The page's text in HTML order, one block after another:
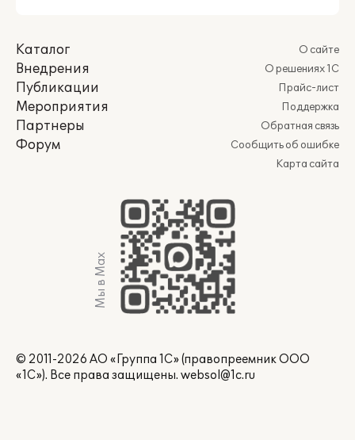
Каталог
Внедрения
Публикации
Мероприятия
Партнеры
Форум
О сайте
О решениях 1С
Прайс-лист
Поддержка
Обратная связь
Сообщить об ошибке
Карта сайта
Мы в Max
© 2011-2026 АО «Группа 1С» (правопреемник ООО
«1С»). Все права защищены. websol@1c.ru